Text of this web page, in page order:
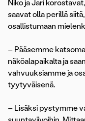
Niko ja Jari
saavat olla perillä
osallistumaan
– Pääsemme
näköalapaikalta ja
vahvuuksiamme ja
tyytyväisenä.
– Lisäksi pystymme